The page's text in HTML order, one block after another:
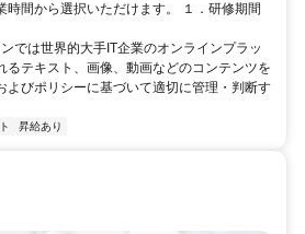
時間から選択いただけます。 １．研修期間
では世界的大手IT企業のオンラインプラッ
るテキスト、画像、動画などのコンテンツを
よびポリシーに基づいて適切に管理・判断す
昇給あり